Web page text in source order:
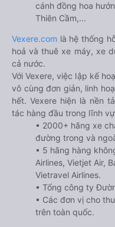
cánh đồng hoa
Thiên Cầm,...
Vexere.com là hệ thống
hoả và thuê xe máy, xe
cả nước.
Với Vexere, việc lập kế
vô cùng đơn giản, linh
hết. Vexere hiện là nền
tác hàng đầu trong lĩnh
• 2000+ hãng xe
đường trong và
• 5 hãng hàng
Airlines, Vietjet Air,
Vietravel Airlines.
• Tổng công ty
• Các đơn vị cho
trên toàn quốc.